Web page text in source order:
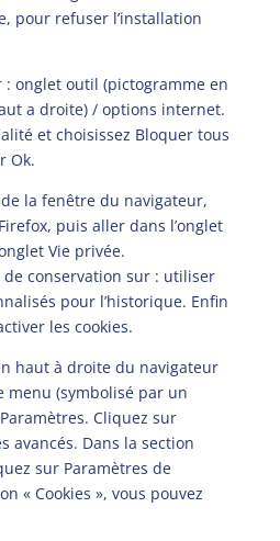
pour refuser l’installation
: onglet outil (pictogramme en
a droite) / options internet.
et choisissez Bloquer tous
Ok.
la fenêtre du navigateur,
puis aller dans l’onglet
Vie privée.
de conservation sur : utiliser
pour l’historique. Enfin
les cookies.
haut à droite du navigateur
menu (symbolisé par un
Cliquez sur
avancés. Dans la section
sur Paramètres de
« Cookies », vous pouvez